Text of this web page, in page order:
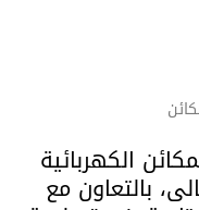
الكهربائية
بالتعاون مع